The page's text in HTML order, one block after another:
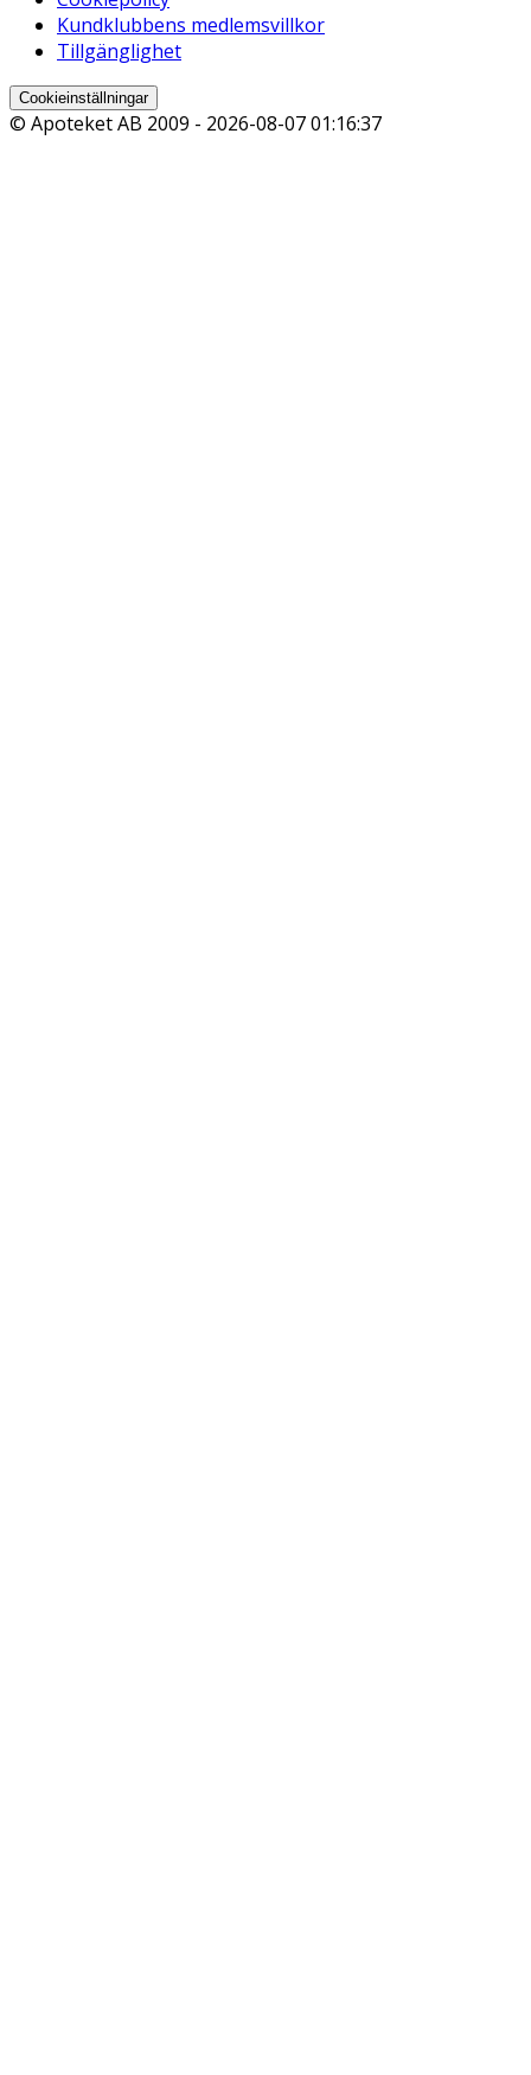
Kundklubbens medlemsvillkor
Tillgänglighet
Cookieinställningar
© Apoteket AB 2009 - 2026-08-07 01:16:37